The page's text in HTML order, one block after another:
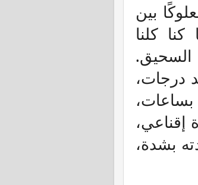
بين
كلنا
السحيق.
درجات،
إقناعي،
بشدة،